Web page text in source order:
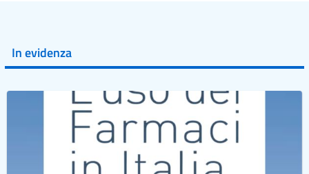
In evidenza